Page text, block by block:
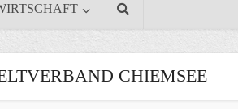
CHIEMSEE